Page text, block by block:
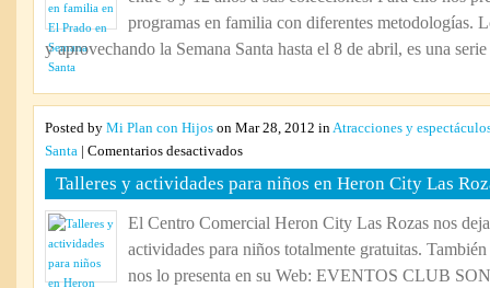
Semana
programas en familia con diferentes metodologías.
y aprovechando la Semana Santa hasta el 8 de abril, es una
Posted by Mi Plan con Hijos on Mar 28, 2012 inAtracciones y
Santa
Comentarios desactivadosen
Talleres
y
para
niños
Talleres y actividades para niños en Heron City Las
El Centro Comercial Heron City Las Rozas nos
actividades para niños totalmente gratuitas.
nos lo presenta en su Web: EVENTOS CLUB